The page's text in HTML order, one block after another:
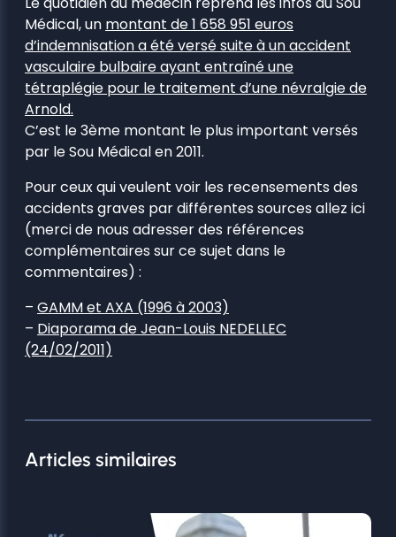
Médical, un montant de 1 658 951 euros
d’indemnisation a été versé suite à un accident
vasculaire bulbaire ayant entraîné une
tétraplégie pour le traitement d’une névralgie de
Arnold.
C’est le 3ème montant le plus important versés
par le Sou Médical en 2011.
Pour ceux qui veulent voir les recensements des
accidents graves par différentes sources allez ici
(merci de nous adresser des références
complémentaires sur ce sujet dans le
commentaires) :
– GAMM et AXA (1996 à 2003)
– Diaporama de Jean-Louis NEDELLEC
(24/02/2011)
Articles similaires